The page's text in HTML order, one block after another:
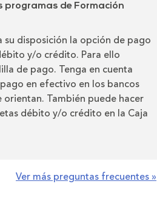
programas de Formación
su disposición la opción de pago
y/o crédito. Para ello
de pago. Tenga en cuenta
en efectivo en los bancos
También puede hacer
débito y/o crédito en la Caja
Ver más preguntas frecuentes »